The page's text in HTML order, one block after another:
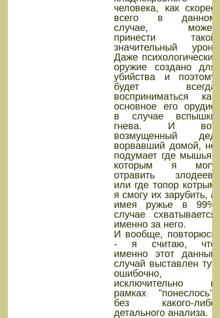
человека, как скорее
всего в данном
случае, может
принести такой
значительный урон.
Даже психологически,
оружие создано для
убийства и поэтому
будет всегда
восприниматься как
основное его орудие
в случае вспышки
гнева. И вот
возмущенный дед
ворвавший домой, не
подумает где мышьяк
которым я могу
отравить злодеев,
или где топор котрым
я смогу их зарубить, а
имея ружье в 99%
случае схватывается
именно за него.
И вообще, повторюсь
- я считаю, что
именно этот данный
случай выставлен тут
ошибочно,
исключительно в
рамках "понеслось",
без какого-либо
детального анализа.